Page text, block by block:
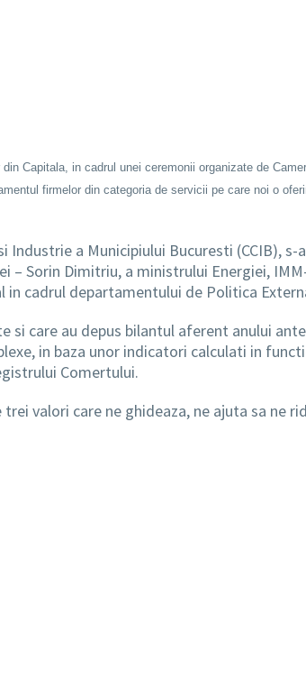
Capitala, in cadrul unei ceremonii organizate de
firmelor din categoria de servicii pe care noi o
a Municipiului Bucuresti (CCIB), s-
– Sorin Dimitriu, a ministrului Energiei,
in cadrul departamentului de Politica
care au depus bilantul aferent anului
in baza unor indicatori calculati in
Comertului.
valori care ne ghideaza, ne ajuta sa ne